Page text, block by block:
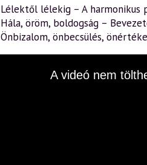
Lélektől lélekig – A harmonikus
Hála, öröm, boldogság –
Önbizalom, önbecsülés,
A videó nem